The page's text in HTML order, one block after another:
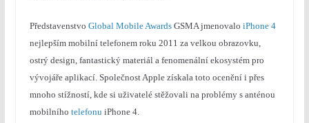
Představenstvo Global Mobile AwardsGSMA jmenovalo iPhone 4
nejlepším mobilní telefonem roku 2011 za velkou obrazovku,
ostrý design, fantastický materiál a fenomenální ekosystém pro
vývojáře aplikací. Společnost Apple získala toto ocenění i přes
mnoho stížností, kde si uživatelé stěžovali na problémy s anténou
mobilního telefonu iPhone 4.